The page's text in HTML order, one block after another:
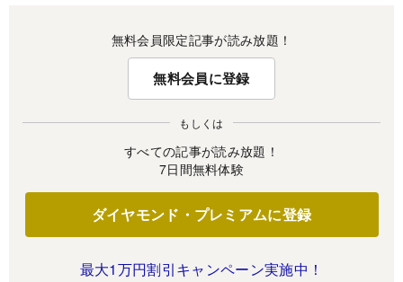
無料会員限定記事が読み放題！
無料会員に登録
もしくは
すべての記事が読み放題！
7日間無料体験
ダイヤモンド・プレミアムに登録
最大1万円割引キャンペーン実施中！